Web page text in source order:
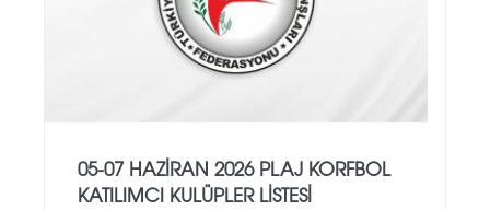
05-07 HAZİRAN 2026 PLAJ KORFBOL
KATILIMCI KULÜPLER LİSTESİ